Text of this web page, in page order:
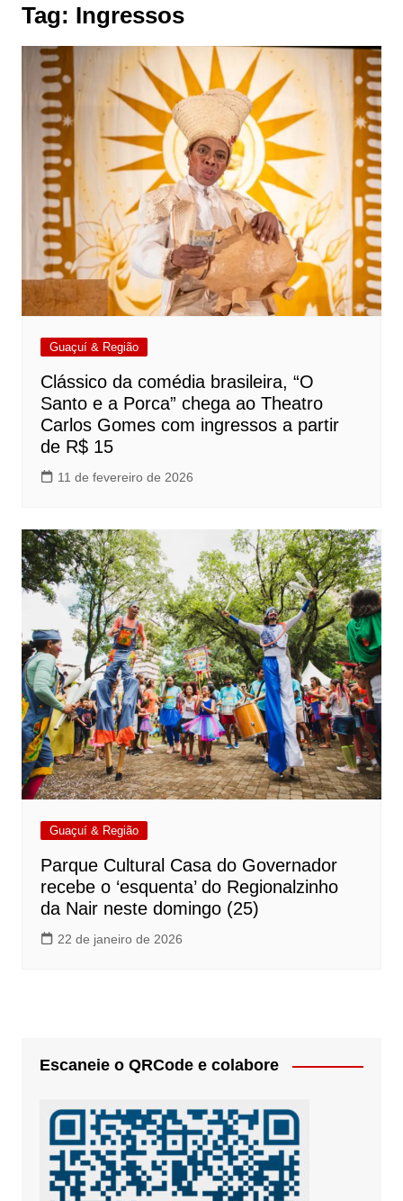
Tag: Ingressos
Guaçuí & Região
Clássico da comédia brasileira, “O
Santo e a Porca” chega ao Theatro
Carlos Gomes com ingressos a partir
de R$ 15
11 de fevereiro de 2026
Guaçuí & Região
Parque Cultural Casa do Governador
recebe o ‘esquenta’ do Regionalzinho
da Nair neste domingo (25)
22 de janeiro de 2026
Escaneie o QRCode e colabore